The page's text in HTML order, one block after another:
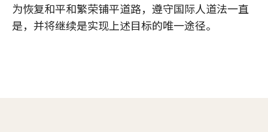
为恢复和平和繁荣铺平道路，遵守国际人道法一直
是，并将继续是实现上述目标的唯一途径。